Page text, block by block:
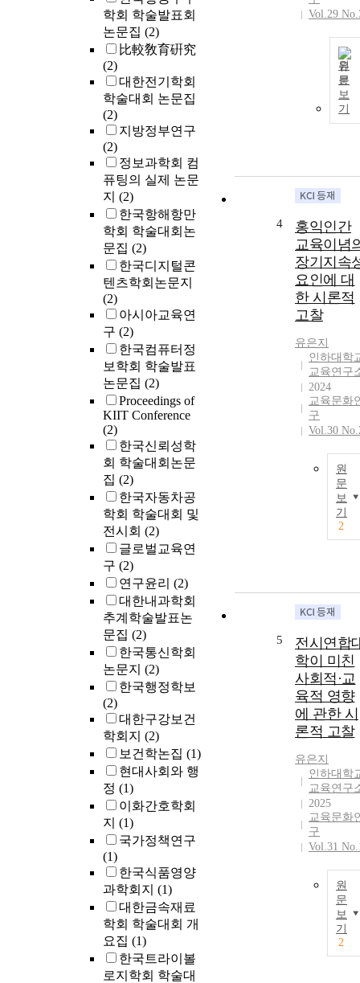
학회 학술발표회
논문집 (2)
比較敎育硏究
(2)
대한전기학회
학술대회 논문집
(2)
지방정부연구
(2)
정보과학회 컴
퓨팅의 실제 논문
지 (2)
한국항해항만
학회 학술대회논
문집 (2)
한국디지털콘
텐츠학회논문지
(2)
아시아교육연
구 (2)
한국컴퓨터정
보학회 학술발표
논문집 (2)
Proceedings of
KIIT Conference
(2)
한국신뢰성학
회 학술대회논문
집 (2)
한국자동차공
학회 학술대회 및
전시회 (2)
글로벌교육연
구 (2)
연구윤리 (2)
대한내과학회
추계학술발표논
문집 (2)
한국통신학회
논문지 (2)
한국행정학보
(2)
대한구강보건
학회지 (2)
보건학논집 (1)
현대사회와 행
정 (1)
이화간호학회
지 (1)
국가정책연구
(1)
한국식품영양
과학회지 (1)
대한금속재료
학회 학술대회 개
요집 (1)
한국트라이볼
로지학회 학술대
Vol.29
원
문
보
기
4
홍익인간
교육이념
장기지속
요인에 대
한 시론적
고찰
유은지
인하대학
교육연구
2024
교육문화
구
Vol.30
원
문
보
기
2
5
전시연합
학이 미친
사회적·교
육적 영향
에 관한 시
론적 고찰
유은지
인하대학
교육연구
2025
교육문화
구
Vol.31
원
문
보
기
2